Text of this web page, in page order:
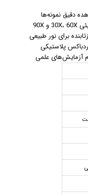
پلاستیکی
آزمایش‌های علمی